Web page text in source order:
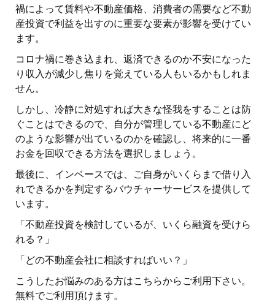
禍によって賃料や不動産価格、消費者の需要など不動
産投資で利益を出すのに重要な要素が影響を受けてい
ます。
コロナ禍に巻き込まれ、返済できるのか不安になった
り収入が減少し焦りを覚えている人もいるかもしれま
せん。
しかし、冷静に対処すれば大きな怪我をすることは防
ぐことはできるので、自分が管理している不動産にど
のような影響が出ているのかを確認し、将来的に一番
お金を回収できる方法を選択しましょう。
最後に、インベースでは、ご自身がいくらまで借り入
れできるかを判定するバウチャーサービスを提供して
います。
「不動産投資を検討しているが、いくら融資を受けら
れる？」
「どの不動産会社に相談すればいい？」
こうしたお悩みのある方はこちらからご利用下さい。
無料でご利用頂けます。